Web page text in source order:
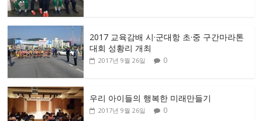
2017 교육감배 시·군대항 초·중 구간마라톤
대회 성황리 개최
2017년 9월 26일 0
우리 아이들의 행복한 미래만들기
2017년 9월 26일 0